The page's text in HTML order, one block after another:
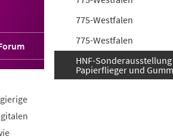
775-Westfalen
775-Westfalen
HNF-Sonderausstellung
Papierflieger und